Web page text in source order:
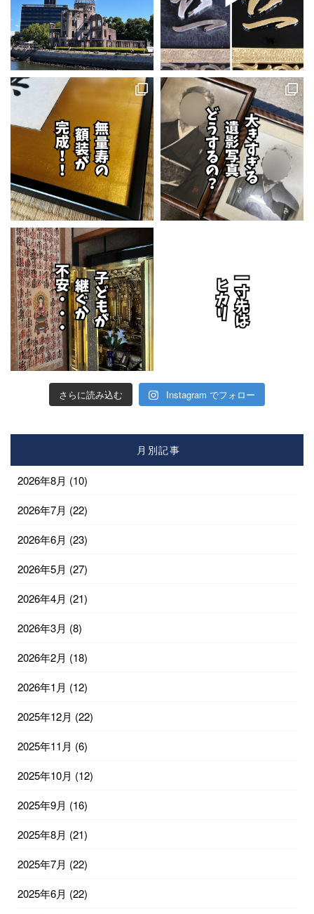
さらに読み込む Instagram でフォロー
月別記事
2026年8月 (10)
2026年7月 (22)
2026年6月 (23)
2026年5月 (27)
2026年4月 (21)
2026年3月 (8)
2026年2月 (18)
2026年1月 (12)
2025年12月 (22)
2025年11月 (6)
2025年10月 (12)
2025年9月 (16)
2025年8月 (21)
2025年7月 (22)
2025年6月 (22)